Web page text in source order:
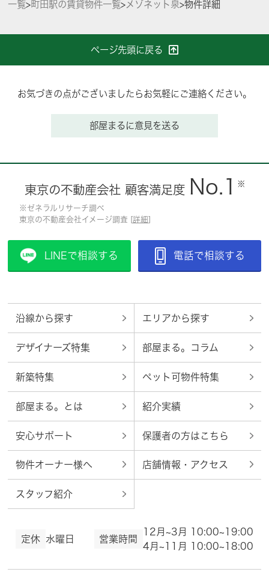
一覧>町田駅の賃貸物件一覧>メゾネット泉>物件詳細
ページ先頭に戻る
お気づきの点がございましたらお気軽にご連絡ください。
部屋まるに意見を送る
東京の不動産会社 顧客満足度 No.1 ※
※ゼネラルリサーチ調べ
東京の不動産会社イメージ調査 [詳細]
LINEで相談する 電話で相談する
沿線から探す エリアから探す
デザイナーズ特集 部屋まる。コラム
新築特集 ペット可物件特集
部屋まる。とは 紹介実績
安心サポート 保護者の方はこちら
物件オーナー様へ 店舗情報・アクセス
スタッフ紹介
定休 水曜日 営業時間
12月~3月 10:00~19:00
4月~11月 10:00~18:00